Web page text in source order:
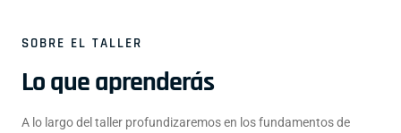
SOBRE EL TALLER
Lo que aprenderás
A lo largo del taller profundizaremos en los fundamentos de